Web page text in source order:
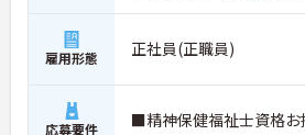
雇用形態 正社員(正職員)
応募要件 ■精神保健福祉士資格お